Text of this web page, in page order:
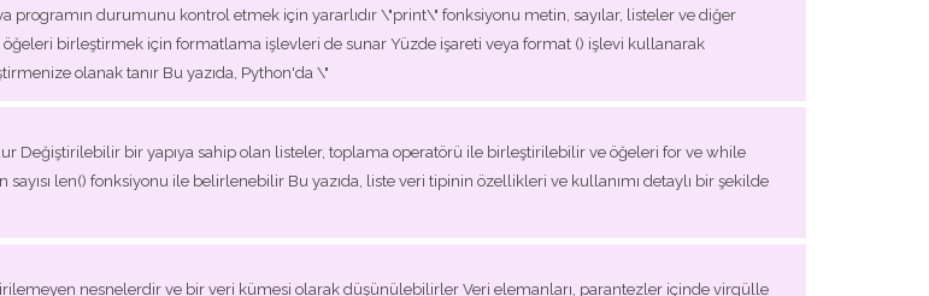
programın durumunu kontrol etmek için yararlıdır \"print\" fonksiyonu metin, sayılar, listeler ve diğer
öğeleri birleştirmek için formatlama işlevleri de sunar Yüzde işareti veya format () işlevi kullanarak
olanak tanır Bu yazıda, Python'da \"
Değiştirilebilir bir yapıya sahip olan listeler, toplama operatörü ile birleştirilebilir ve öğeleri for ve while
len() fonksiyonu ile belirlenebilir Bu yazıda, liste veri tipinin özellikleri ve kullanımı detaylı bir şekilde
nesnelerdir ve bir veri kümesi olarak düşünülebilirler Veri elemanları, parantezler içinde virgülle